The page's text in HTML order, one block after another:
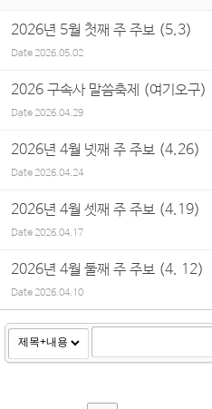
2026년 5월 첫째 주 주보 (5.3)
Date2026.05.02
2026 구속사 말씀축제 (여기오구)
Date2026.04.29
2026년 4월 넷째 주 주보 (4.26)
Date2026.04.24
2026년 4월 셋째 주 주보 (4.19)
Date2026.04.17
2026년 4월 둘째 주 주보 (4. 12)
Date2026.04.10